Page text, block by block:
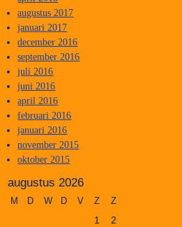
augustus 2017
januari 2017
december 2016
september 2016
juli 2016
juni 2016
april 2016
februari 2016
januari 2016
november 2015
oktober 2015
augustus 2026
M D W D V Z Z
1
2